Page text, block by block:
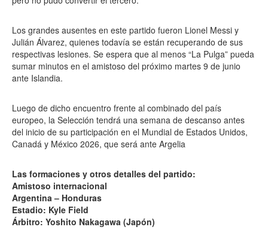
Los grandes ausentes en este partido fueron Lionel Messi y
Julián Álvarez, quienes todavía se están recuperando de sus
respectivas lesiones. Se espera que al menos “La Pulga” pueda
sumar minutos en el amistoso del próximo martes 9 de junio
ante Islandia.
Luego de dicho encuentro frente al combinado del país
europeo, la Selección tendrá una semana de descanso antes
del inicio de su participación en el Mundial de Estados Unidos,
Canadá y México 2026, que será ante Argelia
Las formaciones y otros detalles del partido:
Amistoso internacional
Argentina – Honduras
Estadio: Kyle Field
Árbitro: Yoshito Nakagawa (Japón)